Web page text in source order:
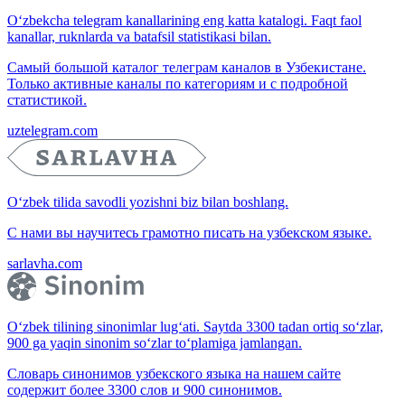
O‘zbekcha telegram kanallarining eng katta katalogi. Faqt faol
kanallar, ruknlarda va batafsil statistikasi bilan.
Самый большой каталог телеграм каналов в Узбекистане.
Только активные каналы по категориям и с подробной
статистикой.
uztelegram.com
O‘zbek tilida savodli yozishni biz bilan boshlang.
С нами вы научитесь грамотно писать на узбекском языке.
sarlavha.com
O‘zbek tilining sinonimlar lug‘ati. Saytda 3300 tadan ortiq so‘zlar,
900 ga yaqin sinonim so‘zlar to‘plamiga jamlangan.
Словарь синонимов узбекского языка на нашем сайте
содержит более 3300 слов и 900 синонимов.